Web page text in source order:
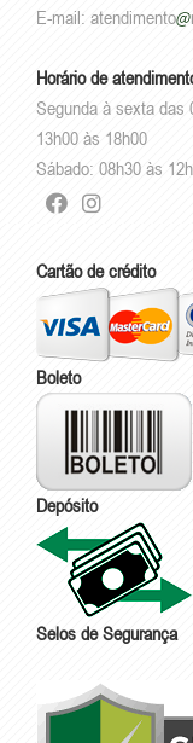
E-mail: atendimento
Horário de
Segunda à sexta das
13h00 às 18h00
Sábado: 08h30 às
Cartão de crédito
Boleto
Depósito
Selos de Segurança